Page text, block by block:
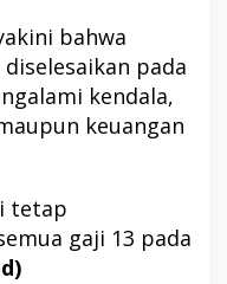
bahwa
pada
kendala,
keuangan
tetap
gaji 13 pada